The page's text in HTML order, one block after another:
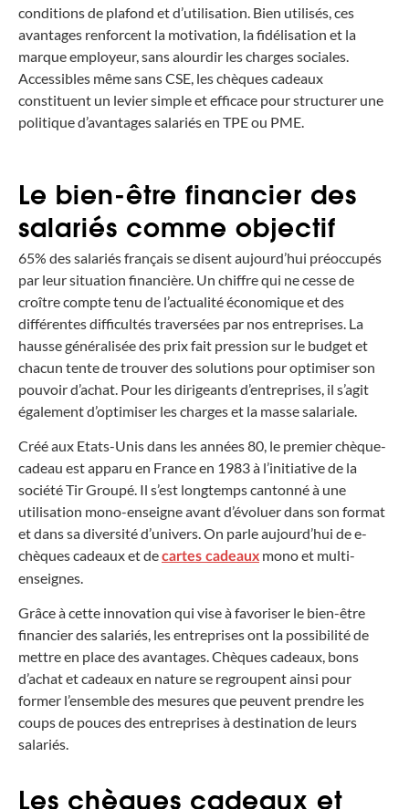
conditions de plafond et d’utilisation. Bien utilisés, ces
avantages renforcent la motivation, la fidélisation et la
marque employeur, sans alourdir les charges sociales.
Accessibles même sans CSE, les chèques cadeaux
constituent un levier simple et efficace pour structurer une
politique d’avantages salariés en TPE ou PME.
Le bien-être financier des
salariés comme objectif
65% des salariés français se disent aujourd’hui préoccupés
par leur situation financière. Un chiffre qui ne cesse de
croître compte tenu de l’actualité économique et des
différentes difficultés traversées par nos entreprises. La
hausse généralisée des prix fait pression sur le budget et
chacun tente de trouver des solutions pour optimiser son
pouvoir d’achat. Pour les dirigeants d’entreprises, il s’agit
également d’optimiser les charges et la masse salariale.
Créé aux Etats-Unis dans les années 80, le premier chèque-
cadeau est apparu en France en 1983 à l’initiative de la
société Tir Groupé. Il s’est longtemps cantonné à une
utilisation mono-enseigne avant d’évoluer dans son format
et dans sa diversité d’univers. On parle aujourd’hui de e-
chèques cadeaux et decartes cadeaux mono et multi-
enseignes.
Grâce à cette innovation qui vise à favoriser le bien-être
financier des salariés, les entreprises ont la possibilité de
mettre en place des avantages. Chèques cadeaux, bons
d’achat et cadeaux en nature se regroupent ainsi pour
former l’ensemble des mesures que peuvent prendre les
coups de pouces des entreprises à destination de leurs
salariés.
Les chèques cadeaux et